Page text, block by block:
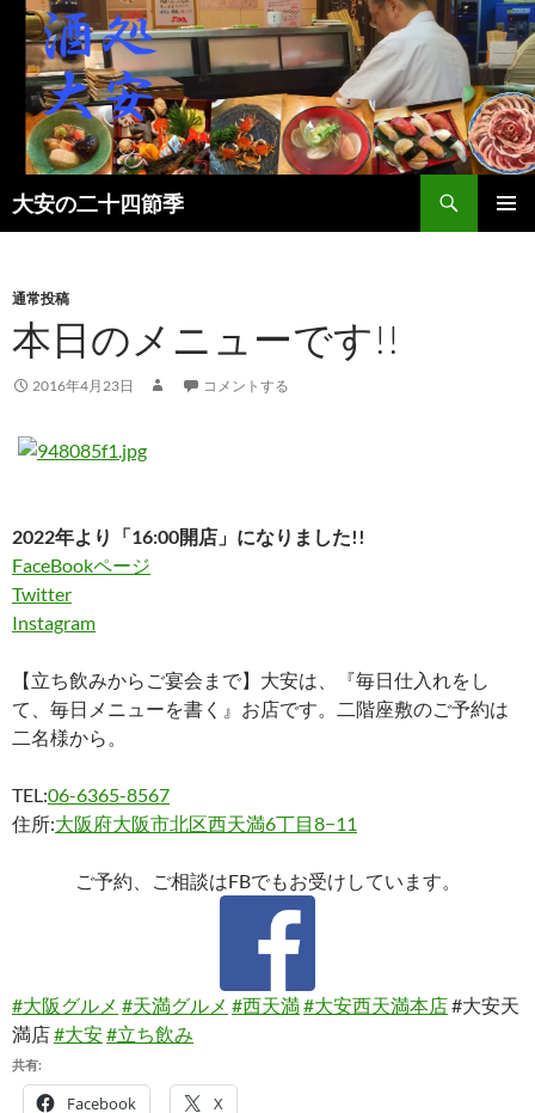
大安の二十四節季
検
索
ン
へ
キ
プ
通常投稿
本日のメニューです!!
2016年4月23日 コメントする
2022年より「16:00開店」になりました!!
FaceBookページ
Twitter
Instagram
【立ち飲みからご宴会まで】大安は、『毎日仕入れをし
て、毎日メニューを書く』お店です。二階座敷のご予約は
二名様から。
TEL:06-6365-8567
住所:大阪府大阪市北区西天満6丁目8−11
ご予約、ご相談はFBでもお受けしています。
#大阪グルメ #天満グルメ #西天満#大安西天満本店#大安天
満店#大安#立ち飲み
共有:
Facebook X